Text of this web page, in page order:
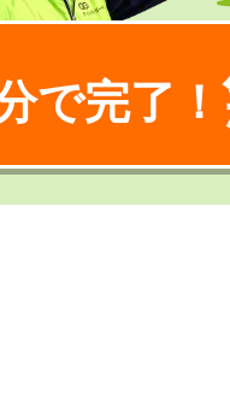
で完了！